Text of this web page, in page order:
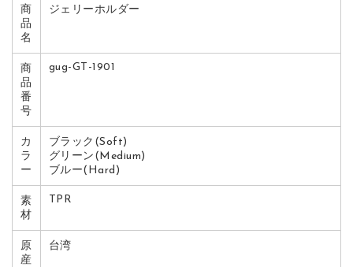
商
品
名
ジェリーホルダー
商
品
番
号
gug-GT-1901
カ
ラ
ー
ブラック(Soft)
グリーン(Medium)
ブルー(Hard)
素
材
TPR
原
産
台湾